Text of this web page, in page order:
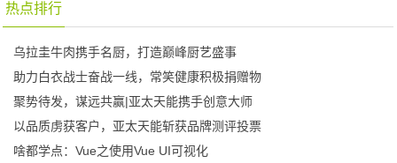
热点排行
乌拉圭牛肉携手名厨，打造巅峰厨艺盛事
助力白衣战士奋战一线，常笑健康积极捐赠物
聚势待发，谋远共赢|亚太天能携手创意大师
以品质虏获客户，亚太天能斩获品牌测评投票
啥都学点：Vue之使用Vue UI可视化